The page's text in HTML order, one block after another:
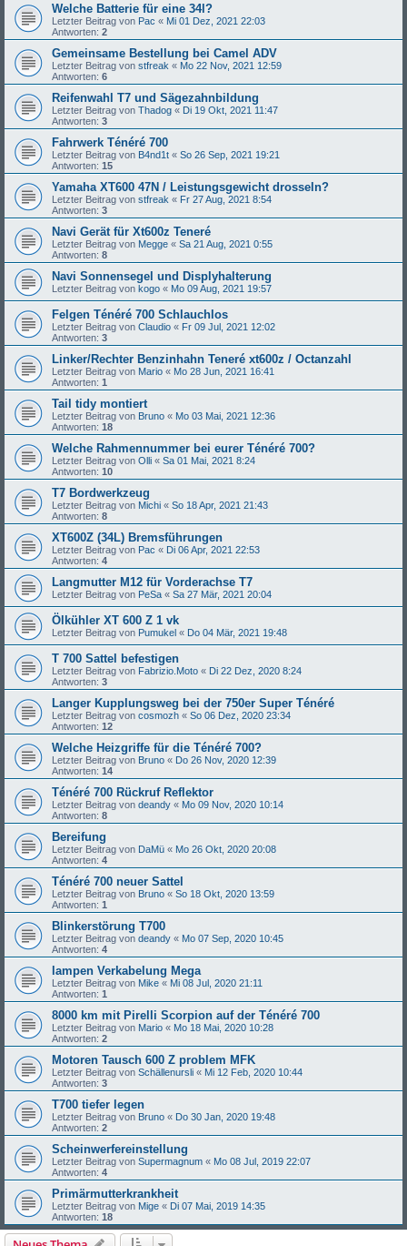
Welche Batterie für eine 34l?
Letzter Beitrag von Pac « Mi 01 Dez, 2021 22:03
Antworten: 2
Gemeinsame Bestellung bei Camel ADV
Letzter Beitrag von stfreak « Mo 22 Nov, 2021 12:59
Antworten: 6
Reifenwahl T7 und Sägezahnbildung
Letzter Beitrag von Thadog « Di 19 Okt, 2021 11:47
Antworten: 3
Fahrwerk Ténéré 700
Letzter Beitrag von B4nd1t « So 26 Sep, 2021 19:21
Antworten: 15
Yamaha XT600 47N / Leistungsgewicht drosseln?
Letzter Beitrag von stfreak « Fr 27 Aug, 2021 8:54
Antworten: 3
Navi Gerät für Xt600z Teneré
Letzter Beitrag von Megge « Sa 21 Aug, 2021 0:55
Antworten: 8
Navi Sonnensegel und Displyhalterung
Letzter Beitrag von kogo « Mo 09 Aug, 2021 19:57
Felgen Ténéré 700 Schlauchlos
Letzter Beitrag von Claudio « Fr 09 Jul, 2021 12:02
Antworten: 3
Linker/Rechter Benzinhahn Teneré xt600z / Octanzahl
Letzter Beitrag von Mario « Mo 28 Jun, 2021 16:41
Antworten: 1
Tail tidy montiert
Letzter Beitrag von Bruno « Mo 03 Mai, 2021 12:36
Antworten: 18
Welche Rahmennummer bei eurer Ténéré 700?
Letzter Beitrag von Olli « Sa 01 Mai, 2021 8:24
Antworten: 10
T7 Bordwerkzeug
Letzter Beitrag von Michi « So 18 Apr, 2021 21:43
Antworten: 8
XT600Z (34L) Bremsführungen
Letzter Beitrag von Pac « Di 06 Apr, 2021 22:53
Antworten: 4
Langmutter M12 für Vorderachse T7
Letzter Beitrag von PeSa « Sa 27 Mär, 2021 20:04
Ölkühler XT 600 Z 1 vk
Letzter Beitrag von Pumukel « Do 04 Mär, 2021 19:48
T 700 Sattel befestigen
Letzter Beitrag von Fabrizio.Moto « Di 22 Dez, 2020 8:24
Antworten: 3
Langer Kupplungsweg bei der 750er Super Ténéré
Letzter Beitrag von cosmozh « So 06 Dez, 2020 23:34
Antworten: 12
Welche Heizgriffe für die Ténéré 700?
Letzter Beitrag von Bruno « Do 26 Nov, 2020 12:39
Antworten: 14
Ténéré 700 Rückruf Reflektor
Letzter Beitrag von deandy « Mo 09 Nov, 2020 10:14
Antworten: 8
Bereifung
Letzter Beitrag von DaMü « Mo 26 Okt, 2020 20:08
Antworten: 4
Ténéré 700 neuer Sattel
Letzter Beitrag von Bruno « So 18 Okt, 2020 13:59
Antworten: 1
Blinkerstörung T700
Letzter Beitrag von deandy « Mo 07 Sep, 2020 10:45
Antworten: 4
lampen Verkabelung Mega
Letzter Beitrag von Mike « Mi 08 Jul, 2020 21:11
Antworten: 1
8000 km mit Pirelli Scorpion auf der Ténéré 700
Letzter Beitrag von Mario « Mo 18 Mai, 2020 10:28
Antworten: 2
Motoren Tausch 600 Z problem MFK
Letzter Beitrag von Schällenursli « Mi 12 Feb, 2020 10:44
Antworten: 3
T700 tiefer legen
Letzter Beitrag von Bruno « Do 30 Jan, 2020 19:48
Antworten: 2
Scheinwerfereinstellung
Letzter Beitrag von Supermagnum « Mo 08 Jul, 2019 22:07
Antworten: 4
Primärmutterkrankheit
Letzter Beitrag von Mige « Di 07 Mai, 2019 14:35
Antworten: 18